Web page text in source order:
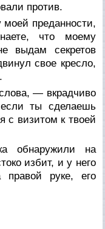
против.
преданности,
что моему
выдам секретов
свое кресло,
— вкрадчиво
ты сделаешь
с визитом к твоей
обнаружили на
избит, и у него
руке, его